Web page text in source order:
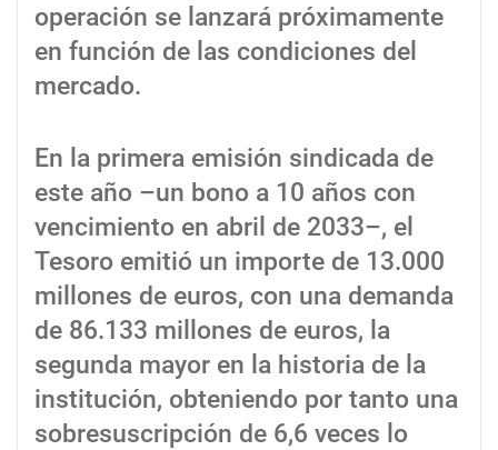
operación se lanzará próximamente
en función de las condiciones del
mercado.
En la primera emisión sindicada de
este año –un bono a 10 años con
vencimiento en abril de 2033–, el
Tesoro emitió un importe de 13.000
millones de euros, con una demanda
de 86.133 millones de euros, la
segunda mayor en la historia de la
institución, obteniendo por tanto una
sobresuscripción de 6,6 veces lo